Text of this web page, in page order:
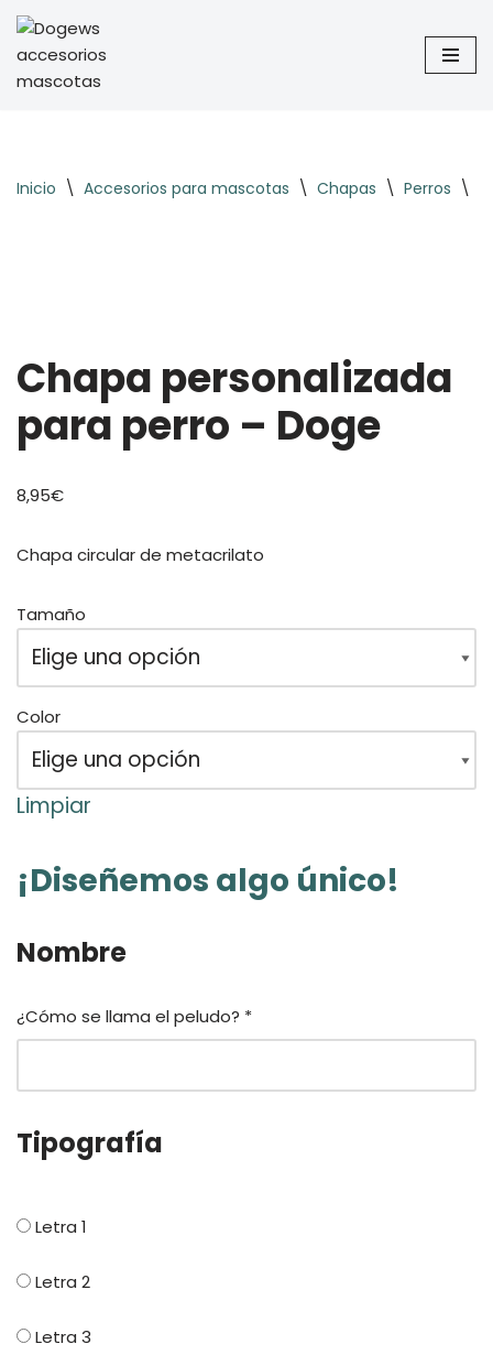
Saltar
al
Inicio \ Accesorios para mascotas \ Chapas \ Perros \
Chapa personalizada
para perro – Doge
8,95€
Chapa circular de metacrilato
Tamaño
Color
Limpiar
¡Diseñemos algo único!
Nombre
¿Cómo se llama el peludo? *
Tipografía
Letra 1
Letra 2
Letra 3